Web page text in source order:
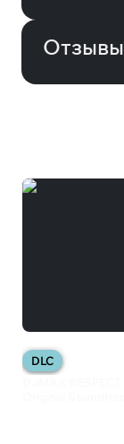
Отзывы
DLC